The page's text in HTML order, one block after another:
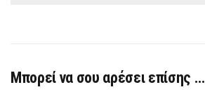
Μπορεί να σου αρέσει επίσης …